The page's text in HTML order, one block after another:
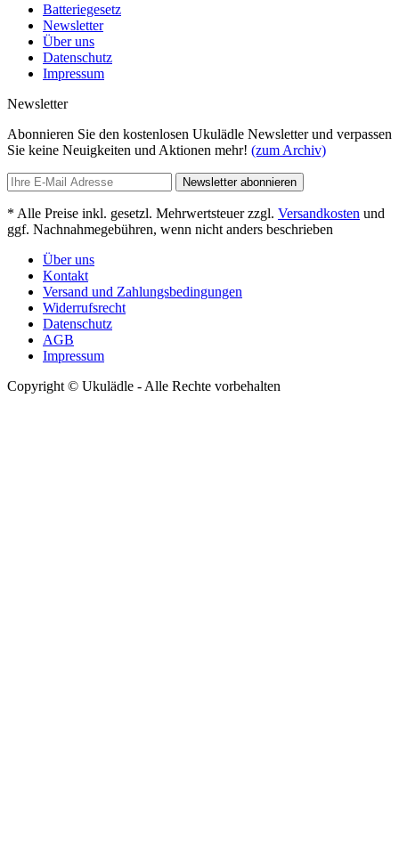
Batteriegesetz
Newsletter
Über uns
Datenschutz
Impressum
Newsletter
Abonnieren Sie den kostenlosen Ukulädle Newsletter und verpassen
Sie keine Neuigkeiten und Aktionen mehr! (zum Archiv)
Newsletter abonnieren
* Alle Preise inkl. gesetzl. Mehrwertsteuer zzgl. Versandkosten und
ggf. Nachnahmegebühren, wenn nicht anders beschrieben
Über uns
Kontakt
Versand und Zahlungsbedingungen
Widerrufsrecht
Datenschutz
AGB
Impressum
Copyright © Ukulädle - Alle Rechte vorbehalten